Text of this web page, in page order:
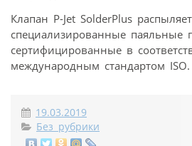
Клапан P-Jet SolderPlus распыляет
специализированные паяльные
сертифицированные в
международным стандартом ISO.
19.03.2019
Без рубрики